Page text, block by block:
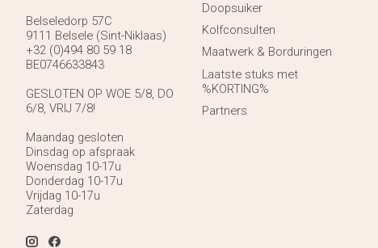
Belseledorp 57C
9111 Belsele (Sint-Niklaas)
+32 (0)494 80 59 18
BE0746633843
GESLOTEN OP WOE 5/8, DO
6/8, VRIJ 7/8!
Maandag gesloten
Dinsdag op afspraak
Woensdag 10-17u
Donderdag 10-17u
Vrijdag 10-17u
Zaterdag
Doopsuiker
Kolfconsulten
Maatwerk & Borduringen
Laatste stuks met
%KORTING%
Partners